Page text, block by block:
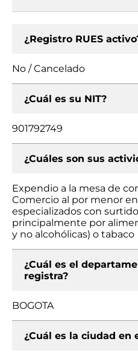
¿Registro RUES
No / Cancelado
¿Cuál es su NIT?
901792749
¿Cuáles son sus
Expendio a la mesa de
Comercio al por menor
especializados con
principalmente por
y no alcohólicas) o tabaco
¿Cuál es el
registra?
BOGOTA
¿Cuál es la ciudad en